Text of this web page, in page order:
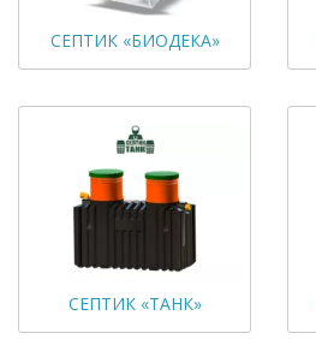
СЕПТИК «БИОДЕКА»
СЕПТИК «ТАНК»